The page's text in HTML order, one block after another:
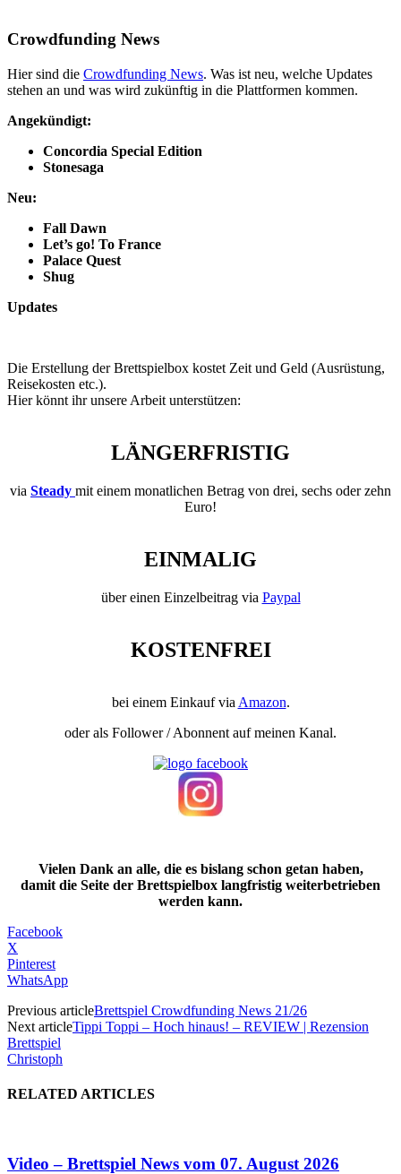
Crowdfunding News
Hier sind die Crowdfunding News. Was ist neu, welche Updates
stehen an und was wird zukünftig in die Plattformen kommen.
Angekündigt:
Concordia Special Edition
Stonesaga
Neu:
Fall Dawn
Let’s go! To France
Palace Quest
Shug
Updates
Die Erstellung der Brettspielbox kostet Zeit und Geld (Ausrüstung,
Reisekosten etc.).
Hier könnt ihr unsere Arbeit unterstützen:
LÄNGERFRISTIG
via Steady mit einem monatlichen Betrag von drei, sechs oder zehn
Euro!
EINMALIG
über einen Einzelbeitrag via Paypal
KOSTENFREI
bei einem Einkauf via Amazon.
oder als Follower / Abonnent auf meinen Kanal.
Vielen Dank an alle, die es bislang schon getan haben,
damit die Seite der Brettspielbox langfristig weiterbetrieben
werden kann.
Facebook
X
Pinterest
WhatsApp
Previous articleBrettspiel Crowdfunding News 21/26
Next articleTippi Toppi – Hoch hinaus! – REVIEW | Rezension
Brettspiel
Christoph
RELATED ARTICLES
Video – Brettspiel News vom 07. August 2026